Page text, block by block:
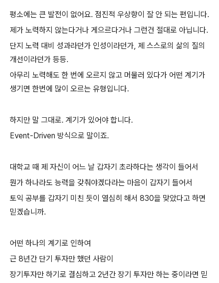
평소에는 큰 발전이 없어요. 점진적 우상향이 잘 안 되는 편입니다.
제가 노력하지 않는다거나 게으르다거나 그런건 절대로 아닙니다.
단지 노력 대비 성과라던가 인성이라던가, 제 스스로의 삶의 질의
개선이라던가 등등.
아무리 노력해도 한 번에 오르지 않고 머물러 있다가 어떤 계기가
생기면 한번에 많이 오르는 유형입니다.
하지만 말 그대로. 계기가 있어야 합니다.
Event-Driven 방식으로 말이죠.
대학교 때 제 자신이 어느 날 갑자기 초라하다는 생각이 들어서
뭔가 하나라도 능력을 갖춰야겠다라는 마음이 갑자기 들어서
토익 공부를 갑자기 미친 듯이 열심히 해서 830을 맞았다고 하면
믿겠습니까.
어떤 하나의 계기로 인하여
근 8년간 단기 투자만 했던 사람이
장기투자만 하기로 결심하고 2년간 장기 투자만 하는 중이라면 믿